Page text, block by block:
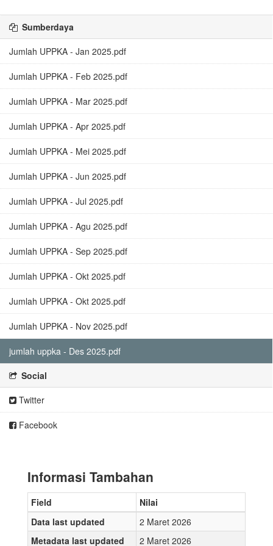
Sumberdaya
Jumlah UPPKA - Jan 2025.pdf
Jumlah UPPKA - Feb 2025.pdf
Jumlah UPPKA - Mar 2025.pdf
Jumlah UPPKA - Apr 2025.pdf
Jumlah UPPKA - Mei 2025.pdf
Jumlah UPPKA - Jun 2025.pdf
Jumlah UPPKA - Jul 2025.pdf
Jumlah UPPKA - Agu 2025.pdf
Jumlah UPPKA - Sep 2025.pdf
Jumlah UPPKA - Okt 2025.pdf
Jumlah UPPKA - Okt 2025.pdf
Jumlah UPPKA - Nov 2025.pdf
jumlah uppka - Des 2025.pdf
Social
Twitter
Facebook
Informasi Tambahan
Field
Nilai
Data last updated
2 Maret 2026
Metadata last updated
2 Maret 2026